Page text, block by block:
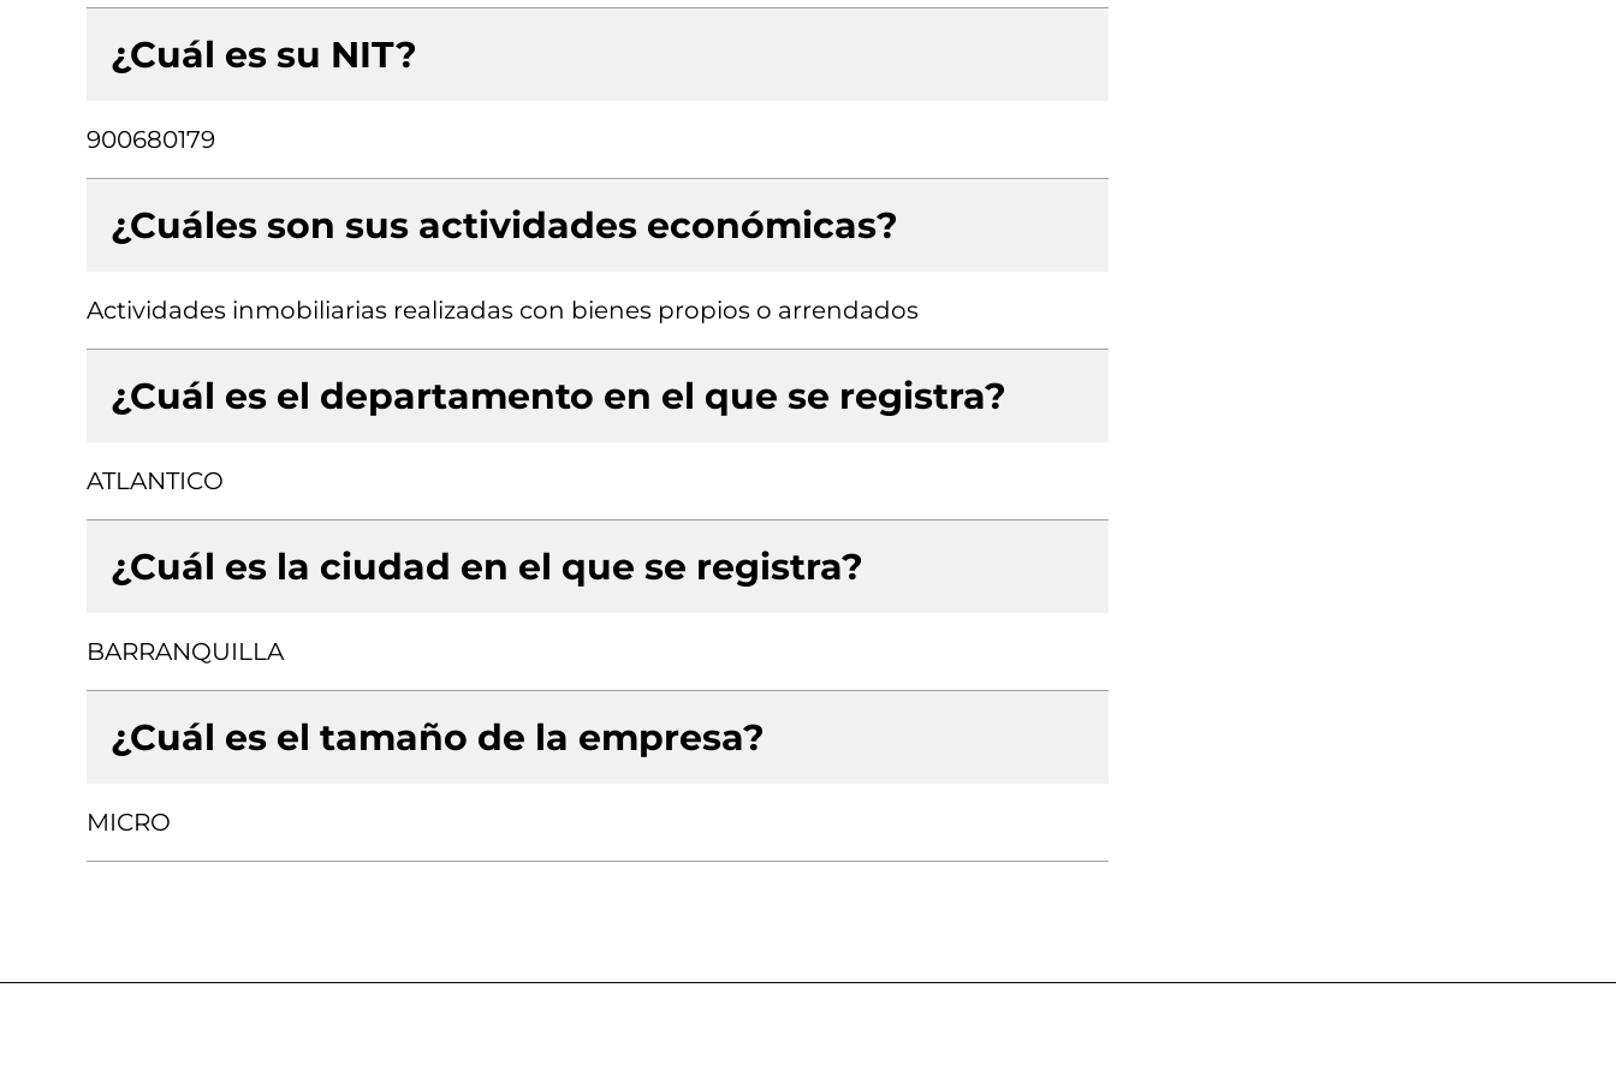
¿Cuál es su NIT?
900680179
¿Cuáles son sus actividades económicas?
Actividades inmobiliarias realizadas con bienes propios o arrendados
¿Cuál es el departamento en el que se registra?
ATLANTICO
¿Cuál es la ciudad en el que se registra?
BARRANQUILLA
¿Cuál es el tamaño de la empresa?
MICRO